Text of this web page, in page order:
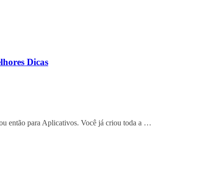
Dicas
então para Aplicativos. Você já criou toda a …